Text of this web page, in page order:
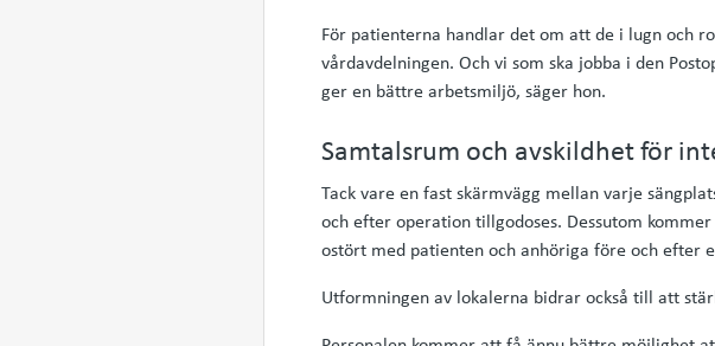
För patienterna handlar det om att de i lugn och
vårdavdelningen. Och vi som ska jobba i den
ger en bättre arbetsmiljö, säger hon.
Samtalsrum och avskildhet för
Tack vare en fast skärmvägg mellan varje
och efter operation tillgodoses. Dessutom
ostört med patienten och anhöriga före och efter
Utformningen av lokalerna bidrar också till att